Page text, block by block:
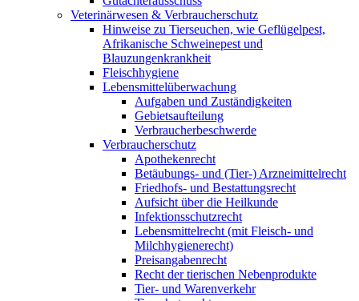
Veterinärwesen & Verbraucherschutz
Hinweise zu Tierseuchen, wie Geflügelpest,
Afrikanische Schweinepest und
Blauzungenkrankheit
Fleischhygiene
Lebensmittelüberwachung
Aufgaben und Zuständigkeiten
Gebietsaufteilung
Verbraucherbeschwerde
Verbraucherschutz
Apothekenrecht
Betäubungs- und (Tier-) Arzneimittelrecht
Friedhofs- und Bestattungsrecht
Aufsicht über die Heilkunde
Infektionsschutzrecht
Lebensmittelrecht (mit Fleisch- und
Milchhygienerecht)
Preisangabenrecht
Recht der tierischen Nebenprodukte
Tier- und Warenverkehr